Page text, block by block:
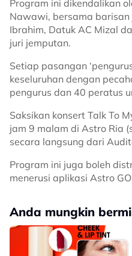
Program ini dikendalikan
Nawawi, bersama
Ibrahim, Datuk AC Mizal
juri jemputan.
Setiap pasangan
keseluruhan dengan
pengurus dan 40 peratus
Saksikan konsert Talk To
jam 9 malam di Astro Ria
secara langsung dari
Program ini juga boleh
menerusi aplikasi Astro
Anda mungkin